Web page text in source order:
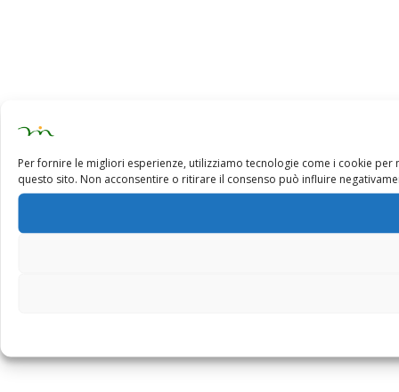
Per fornire le migliori esperienze, utilizziamo tecnologie come i cookie
questo sito. Non acconsentire o ritirare il consenso può influire